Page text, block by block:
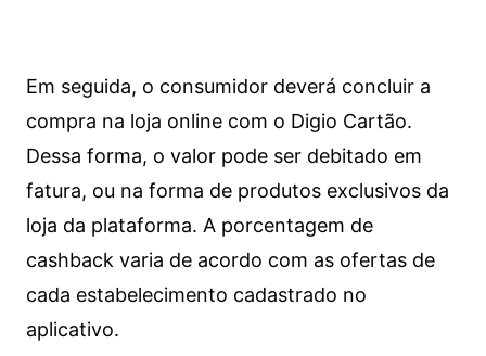
Em seguida, o consumidor deverá concluir a
compra na loja online com o Digio Cartão.
Dessa forma, o valor pode ser debitado em
fatura, ou na forma de produtos exclusivos da
loja da plataforma. A porcentagem de
cashback varia de acordo com as ofertas de
cada estabelecimento cadastrado no
aplicativo.